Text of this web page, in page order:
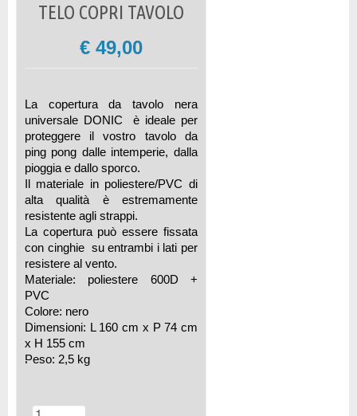
TELO COPRI TAVOLO
€ 49,00
La copertura da tavolo nera
universale DONIC è ideale per
proteggere il vostro tavolo da
ping pong dalle intemperie, dalla
pioggia e dallo sporco.
Il materiale in poliestere/PVC di
alta qualità è estremamente
resistente agli strappi.
La copertura può essere fissata
con cinghie su entrambi i lati per
resistere al vento.
Materiale: poliestere 600D +
PVC
Colore: nero
Dimensioni: L 160 cm x P 74 cm
x H 155 cm
Peso: 2,5 kg